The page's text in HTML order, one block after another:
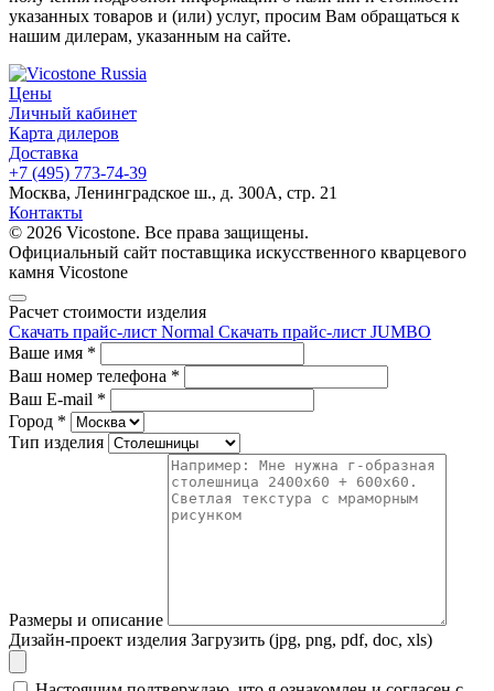
указанных товаров и (или) услуг, просим Вам обращаться к
нашим дилерам, указанным на сайте.
Цены
Личный кабинет
Карта дилеров
Доставка
+7 (495) 773-74-39
Москва, Ленинградское ш., д. 300А, стр. 21
Контакты
© 2026 Vicostone. Все права защищены.
Официальный сайт поставщика искусственного кварцевого
камня Vicostone
Расчет стоимости изделия
Скачать прайс-лист Normal Скачать прайс-лист JUMBO
Ваше имя *
Ваш номер телефона *
Ваш E-mail *
Город *
Тип изделия
Размеры и описание
Дизайн-проект изделия Загрузить (jpg, png, pdf, doc, xls)